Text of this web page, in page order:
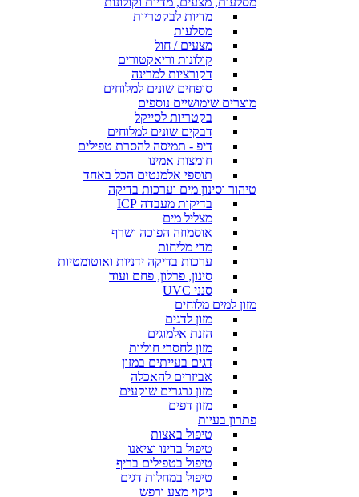
מדיות לבקטריות
מסלעות
מצעים / חול
קולונות וריאקטורים
דקורציות למרינה
סופחים שונים למלוחים
מוצרים שימושיים נוספים
בקטריות לסייקל
דבקים שונים למלוחים
דיפ - תמיסה להסרת טפילים
חומצות אמינו
תוספי אלמנטים הכל באחד
טיהור וסינון מים וערכות בדיקה
בדיקות מעבדה ICP
מצליל מים
אוסמוזה הפוכה ושרף
מדי מליחות
ערכות בדיקה ידניות ואוטומטיות
סינון, פרלון, פחם ועוד
סנני UVC
מזון למים מלוחים
מזון לדגים
הזנת אלמוגים
מזון לחסרי חוליות
דגים בעייתים במזון
אביזרים להאכלה
מזון גרגרים שוקעים
מזון דפים
פתרון בעיות
טיפול באצות
טיפול בדינו וציאנו
טיפול בטפילים בריף
טיפול במחלות דגים
ניקוי מצע ורפש